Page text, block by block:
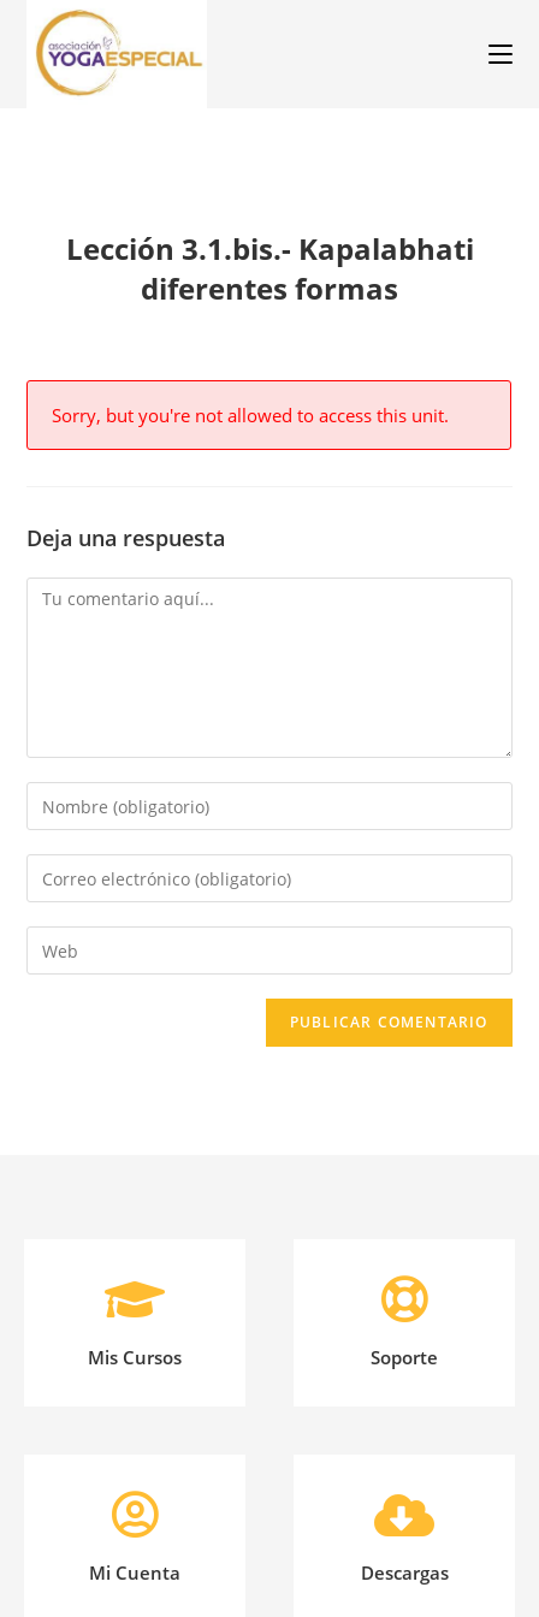
Lección 3.1.bis.- Kapalabhati
diferentes formas
Sorry, but you're not allowed to access this unit.
Deja una respuesta
Mis Cursos Soporte
Mi Cuenta Descargas